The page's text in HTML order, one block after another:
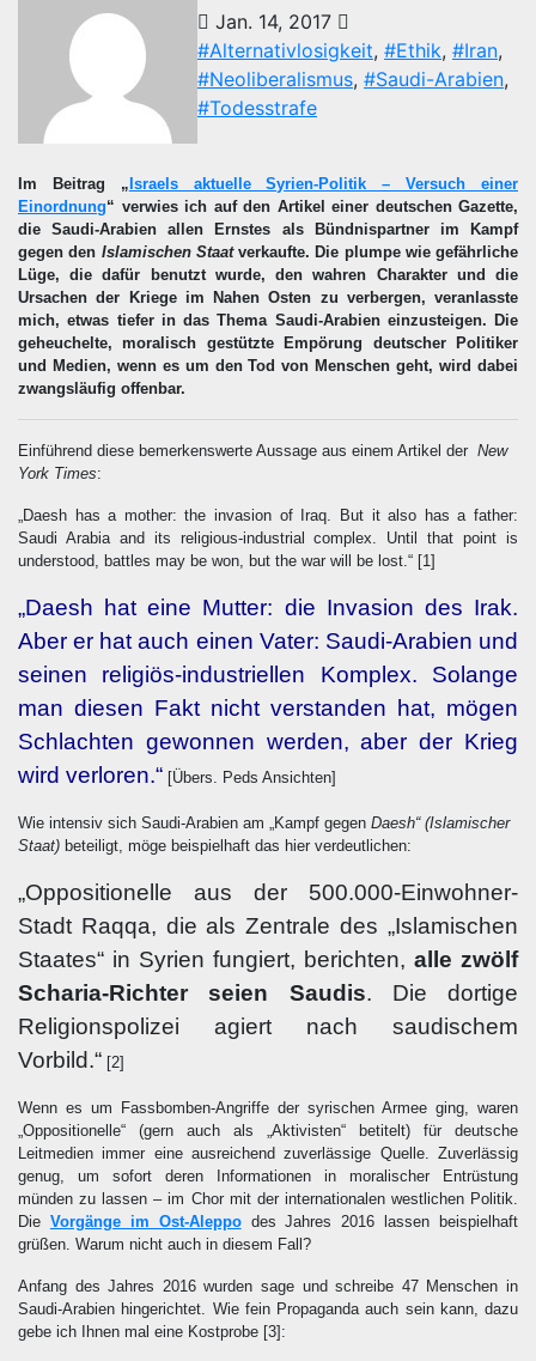
Jan. 14, 2017
#Alternativlosigkeit, #Ethik, #Iran,
#Neoliberalismus, #Saudi-Arabien,
#Todesstrafe
Im Beitrag „ Israels aktuelle Syrien-Politik – Versuch einer
Einordnung“ verwies ich auf den Artikel einer deutschen Gazette,
die Saudi-Arabien allen Ernstes als Bündnispartner im Kampf
gegen den Islamischen Staatverkaufte. Die plumpe wie gefährliche
Lüge, die dafür benutzt wurde, den wahren Charakter und die
Ursachen der Kriege im Nahen Osten zu verbergen, veranlasste
mich, etwas tiefer in das Thema Saudi-Arabien einzusteigen. Die
geheuchelte, moralisch gestützte Empörung deutscher Politiker
und Medien, wenn es um den Tod von Menschen geht, wird dabei
zwangsläufig offenbar.
Einführend diese bemerkenswerte Aussage aus einem Artikel der New
York Times:
„Daesh has a mother: the invasion of Iraq. But it also has a father:
Saudi Arabia and its religious-industrial complex. Until that point is
understood, battles may be won, but the war will be lost.“ [1]
„Daesh hat eine Mutter: die Invasion des Irak.
Aber er hat auch einen Vater: Saudi-Arabien und
seinen religiös-industriellen Komplex. Solange
man diesen Fakt nicht verstanden hat, mögen
Schlachten gewonnen werden, aber der Krieg
wird verloren.“ [Übers. Peds Ansichten]
Wie intensiv sich Saudi-Arabien am „Kampf gegen Daesh“ (Islamischer
Staat) beteiligt, möge beispielhaft das hier verdeutlichen:
„Oppositionelle aus der 500.000-Einwohner-
Stadt Raqqa, die als Zentrale des „Islamischen
Staates“ in Syrien fungiert, berichten, alle zwölf
Scharia-Richter seien Saudis. Die dortige
Religionspolizei agiert nach saudischem
Vorbild.“ [2]
Wenn es um Fassbomben-Angriffe der syrischen Armee ging, waren
„Oppositionelle“ (gern auch als „Aktivisten“ betitelt) für deutsche
Leitmedien immer eine ausreichend zuverlässige Quelle. Zuverlässig
genug, um sofort deren Informationen in moralischer Entrüstung
münden zu lassen – im Chor mit der internationalen westlichen Politik.
Die Vorgänge im Ost-Aleppodes Jahres 2016 lassen beispielhaft
grüßen. Warum nicht auch in diesem Fall?
Anfang des Jahres 2016 wurden sage und schreibe 47 Menschen in
Saudi-Arabien hingerichtet. Wie fein Propaganda auch sein kann, dazu
gebe ich Ihnen mal eine Kostprobe [3] :